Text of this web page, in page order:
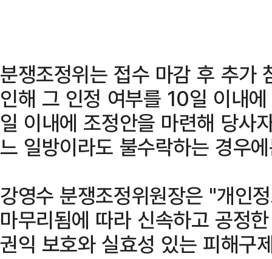
분쟁조정위는 접수 마감 후 추가
인해 그 인정 여부를 10일 이내
일 이내에 조정안을 마련해 당사
느 일방이라도 불수락하는 경우
강영수 분쟁조정위원장은 "개인
마무리됨에 따라 신속하고 공정
권익 보호와 실효성 있는 피해구